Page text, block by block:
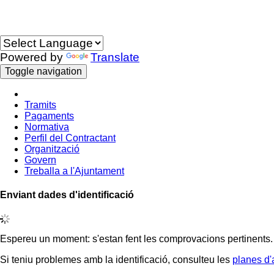
Powered by Translate
Toggle navigation
Tramits
Pagaments
Normativa
Perfil del Contractant
Organització
Govern
Treballa a l'Ajuntament
Enviant dades d'identificació
Espereu un moment: s'estan fent les comprovacions pertinents.
Si teniu problemes amb la identificació, consulteu les planes